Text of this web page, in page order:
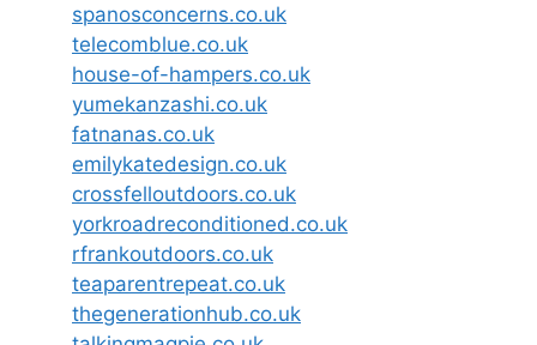
spanosconcerns.co.uk
telecomblue.co.uk
house-of-hampers.co.uk
yumekanzashi.co.uk
fatnanas.co.uk
emilykatedesign.co.uk
crossfelloutdoors.co.uk
yorkroadreconditioned.co.uk
rfrankoutdoors.co.uk
teaparentrepeat.co.uk
thegenerationhub.co.uk